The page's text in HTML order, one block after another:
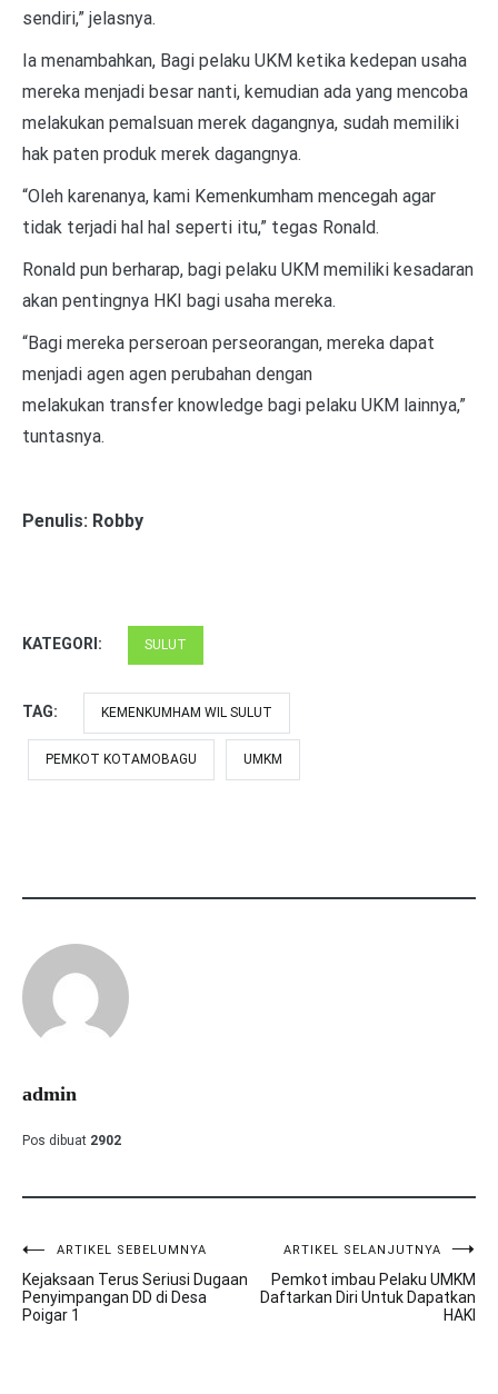
sendiri,” jelasnya.
Ia menambahkan, Bagi pelaku UKM ketika kedepan usaha
mereka menjadi besar nanti, kemudian ada yang mencoba
melakukan pemalsuan merek dagangnya, sudah memiliki
hak paten produk merek dagangnya.
“Oleh karenanya, kami Kemenkumham mencegah agar
tidak terjadi hal hal seperti itu,” tegas Ronald.
Ronald pun berharap, bagi pelaku UKM memiliki kesadaran
akan pentingnya HKI bagi usaha mereka.
“Bagi mereka perseroan perseorangan, mereka dapat
menjadi agen agen perubahan dengan
melakukan transfer knowledge bagi pelaku UKM lainnya,”
tuntasnya.
Penulis: Robby
KATEGORI: SULUT
TAG: KEMENKUMHAM WIL SULUT
PEMKOT KOTAMOBAGU UMKM
admin
Pos dibuat 2902
Navigasi
pos
ARTIKEL SEBELUMNYA
Kejaksaan Terus Seriusi Dugaan
Penyimpangan DD di Desa
Poigar 1
ARTIKEL SELANJUTNYA
Pemkot imbau Pelaku UMKM
Daftarkan Diri Untuk Dapatkan
HAKI